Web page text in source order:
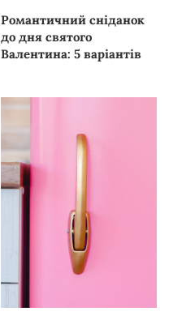
Романтичний сніданок
до дня святого
Валентина: 5 варіантів